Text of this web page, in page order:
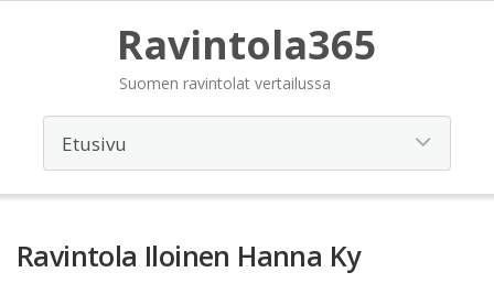
Ravintola365
Suomen ravintolat vertailussa
Ravintola Iloinen Hanna Ky